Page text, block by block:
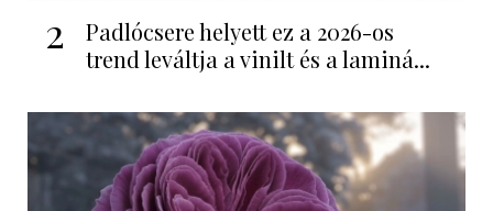
2
Padlócsere helyett ez a 2026-os
trend leváltja a vinilt és a laminá...